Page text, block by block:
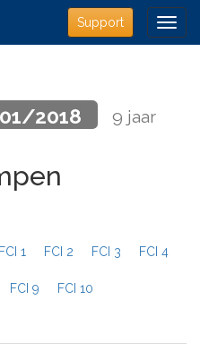
Support
2018
9 jaar
FCI 1 FCI 2 FCI 3 FCI 4
FCI 9 FCI 10